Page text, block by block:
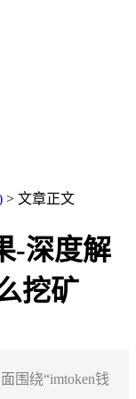
> 文章正文
-深度解
挖矿
围绕“imtoken钱